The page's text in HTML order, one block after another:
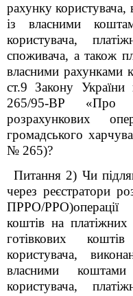
рахунку користувача,
із власними
користувача,
споживача, а також
власними рахунками
ст.9 Закону
265/95-ВР «Про
розрахункових
громадського
№ 265)?
Питання 2) Чи
через реєстратори
ПРРО/РРО)операції
коштів на платіжних
готівкових
користувача,
власними
користувача,